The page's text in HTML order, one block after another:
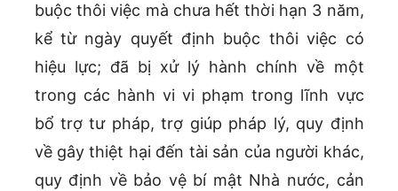
buộc thôi việc mà chưa hết thời hạn 3 năm,
kể từ ngày quyết định buộc thôi việc có
hiệu lực; đã bị xử lý hành chính về một
trong các hành vi vi phạm trong lĩnh vực
bổ trợ tư pháp, trợ giúp pháp lý, quy định
về gây thiệt hại đến tài sản của người khác,
quy định về bảo vệ bí mật Nhà nước, cản